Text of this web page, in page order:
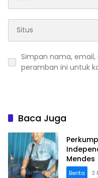
Simpan nama,
peramban ini untuk
Baca Juga
Mendes
Berita 3